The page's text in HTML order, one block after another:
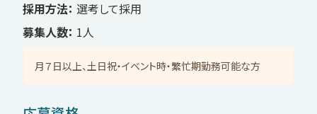
採用方法 選考して採用
募集人数 1人
月７日以上、土日祝・イベント時・繁忙期勤務可能な方